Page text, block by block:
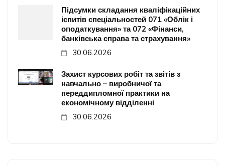
Підсумки складання кваліфікаційних
іспитів спеціальностей 071 «Облік і
оподаткування» та 072 «Фінанси,
банківська справа та страхування»
30.06.2026
Захист курсових робіт та звітів з
навчально – виробничої та
переддипломної практики на
економічному відділенні
30.06.2026